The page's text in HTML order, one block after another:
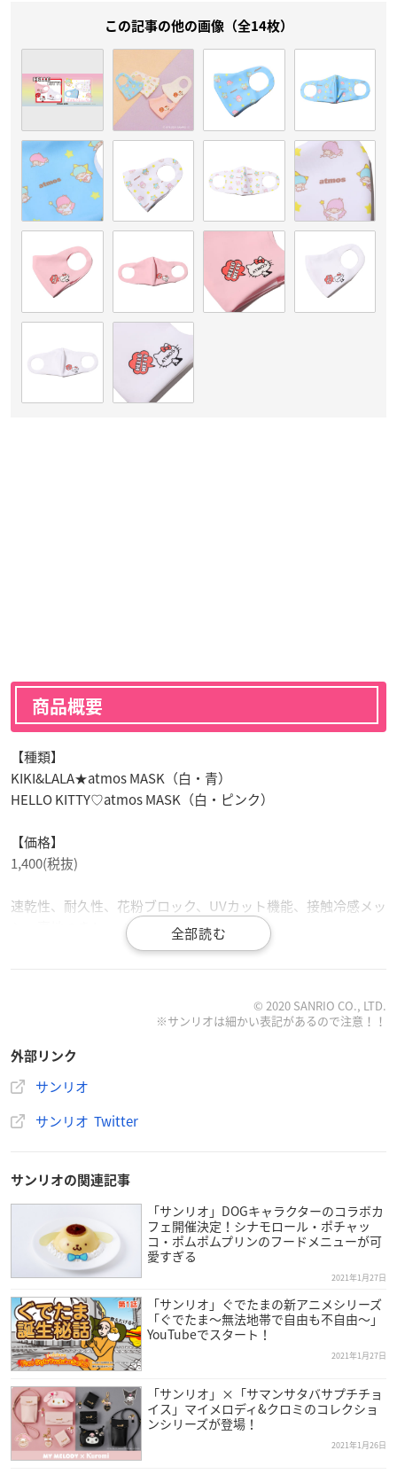
この記事の他の画像（全14枚）
商品概要
【種類】
KIKI&LALA★atmos MASK（白・青）
HELLO KITTY♡atmos MASK（白・ピンク）
【価格】
1,400(税抜)
速乾性、耐久性、花粉ブロック、UVカット機能、接触冷感メッ
シュ裏地つき4wayストレッチマスク。
・繰り返し洗って使う事ができ機能性、耐久性に優れた水着素
・4方向に伸びる伸縮性に優れた柔らかい素材で長時間使用の
・裏地には、すばやい吸水拡散・速乾機能、ソフトな風合い、
接触冷感に優れた3D FUNCTIONAL FIBER［DDD］を使用。
・MADE IN JAPAN
・FREEサイズ※男女兼用ですが従来のマスクより一回り小さ
▼購入はこちら
atmos pink
© 2020 SANRIO CO., LTD.
※サンリオは細かい表記があるので注意！！
外部リンク
サンリオ
サンリオ Twitter
サンリオの関連記事
「サンリオ」DOGキャラクターのコラボカ
フェ開催決定！シナモロール・ポチャッ
コ・ポムポムプリンのフードメニューが可
愛すぎる
2021年1月27日
「サンリオ」ぐでたまの新アニメシリーズ
「ぐでたま～無法地帯で自由も不自由～」
YouTubeでスタート！
2021年1月27日
「サンリオ」×「サマンサタバサプチチョ
イス」マイメロディ&クロミのコレクショ
ンシリーズが登場！
2021年1月26日